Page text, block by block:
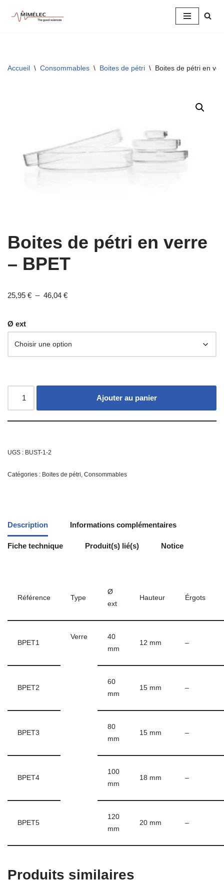
Accueil \ Consommables \ Boites de pétri \ Boites de pétri en
Boites de pétri en verre
– BPET
25,95 € – 46,04 €
Ø ext
Ajouter au panier
UGS : BUST-1-2
Catégories : Boites de pétri Consommables
Description Informations complémentaires
Fiche technique Produit(s) lié(s) Notice
Référence Type
Ø
ext
Hauteur Érgots
BPET1
Verre
40
mm
12 mm –
BPET2
60
mm
15 mm –
BPET3
80
mm
15 mm –
BPET4
100
mm
18 mm –
BPET5
120
mm
20 mm –
Produits similaires